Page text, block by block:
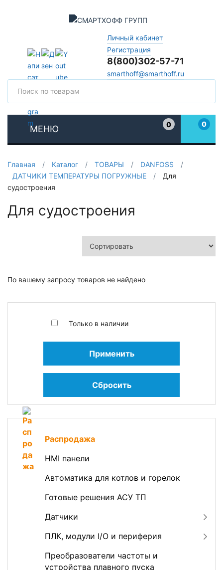
Личный кабинет
Регистрация
8(800)302-57-71
smarthoff@smarthoff.ru
МЕНЮ
0
0
Главная / Каталог / ТОВАРЫ / DANFOSS
/
ДАТЧИКИ ТЕМПЕРАТУРЫ ПОГРУЖНЫЕ
/
Для
судостроения
Только в наличии
Применить
Сбросить
Распродажа
HMI панели
Автоматика для котлов и горелок
Готовые решения АСУ ТП
Датчики
ПЛК, модули I/O и периферия
Преобразователи частоты и
устройства плавного пуска
Для судостроения
По вашему запросу товаров не найдено